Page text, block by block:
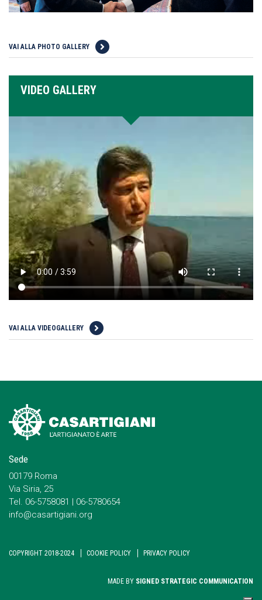
VAI ALLA PHOTO GALLERY
VIDEO GALLERY
VAI ALLA VIDEOGALLERY
Sede
00179 Roma
Via Siria, 25
Tel. 06-5758081 | 06-5780654
info@casartigiani.org
COPYRIGHT 2018-2024 COOKIE POLICY PRIVACY POLICY
MADE BY SIGNED STRATEGIC COMMUNICATION